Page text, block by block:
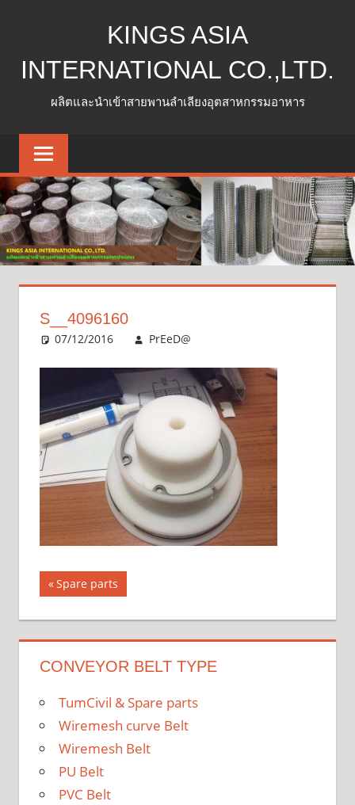
content
KINGS ASIA
INTERNATIONAL CO.,LTD.
ผลิตและนำเข้าสายพานลำเลียงอุตสาหกรรมอาหาร
S__4096160
07/12/2016 PrEeD@
แนะแนว
เรื่อง
Previous
Post:
Spare parts
CONVEYOR BELT TYPE
TumCivil & Spare parts
Wiremesh curve Belt
Wiremesh Belt
PU Belt
PVC Belt